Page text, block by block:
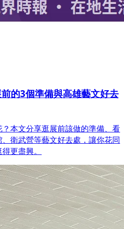
的3個準備與高雄藝文好去
本文分享逛展前該做的準備、看
衛武營等藝文好去處，讓你花同
更盡興。